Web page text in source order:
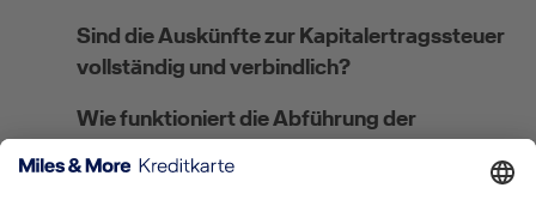
Sind die Auskünfte zur Kapitalertragssteuer
vollständig und verbindlich?
Wie funktioniert die Abführung der
Kirchensteuer?